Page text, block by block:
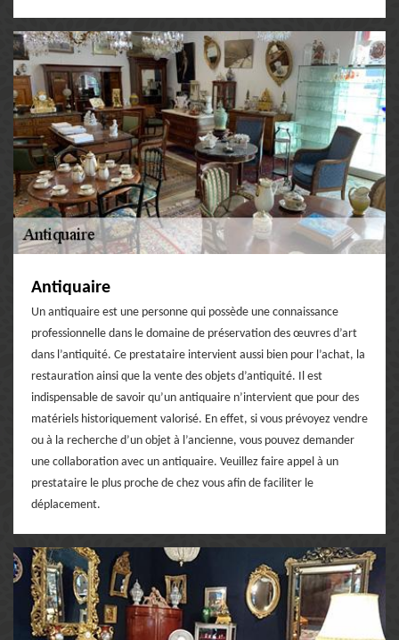
Antiquaire
Un antiquaire est une personne qui possède une connaissance
professionnelle dans le domaine de préservation des œuvres d’art
dans l’antiquité. Ce prestataire intervient aussi bien pour l’achat, la
restauration ainsi que la vente des objets d’antiquité. Il est
indispensable de savoir qu’un antiquaire n’intervient que pour des
matériels historiquement valorisé. En effet, si vous prévoyez vendre
ou à la recherche d’un objet à l’ancienne, vous pouvez demander
une collaboration avec un antiquaire. Veuillez faire appel à un
prestataire le plus proche de chez vous afin de faciliter le
déplacement.